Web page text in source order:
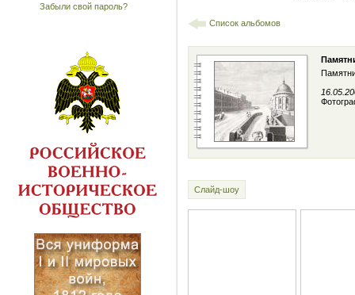
Забыли свой пароль?
Список альбомов
Слайд-шоу